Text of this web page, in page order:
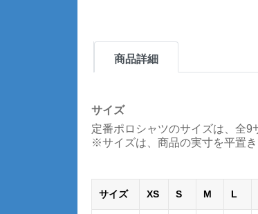
商品詳細
サイズ
定番ポロシャツのサイズは、全9
※サイズは、商品の実寸を平置
サイズ XS S M L